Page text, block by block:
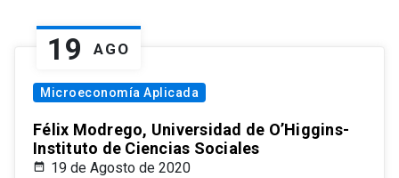
19 AGO
Microeconomía Aplicada
Félix Modrego, Universidad de O’Higgins-
Instituto de Ciencias Sociales
19 de Agosto de 2020